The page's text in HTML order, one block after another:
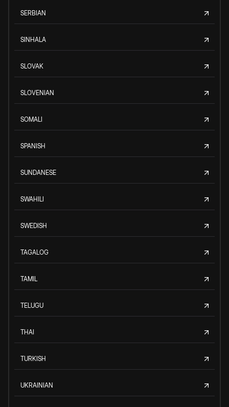
SERBIAN
SINHALA
SLOVAK
SLOVENIAN
SOMALI
SPANISH
SUNDANESE
SWAHILI
SWEDISH
TAGALOG
TAMIL
TELUGU
THAI
TURKISH
UKRAINIAN